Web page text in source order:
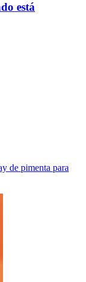
está
de pimenta para